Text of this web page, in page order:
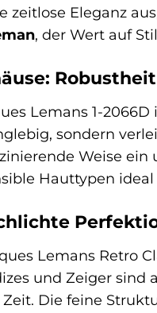
zeitlose Eleganz
, der Wert auf
Lemans 1-
sondern
Weise ein
Hauttypen
Lemans Retro
und Zeiger sind
Die feine